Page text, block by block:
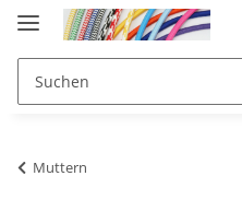
Muttern